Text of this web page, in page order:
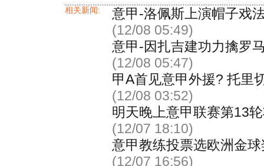
相关新闻:
意甲-洛佩斯上演帽子戏
(12/08 05:49)
意甲-因扎吉建功力擒罗
(12/08 05:47)
甲A首见意甲外援? 托里
(12/08 03:52)
明天晚上意甲联赛第13
(12/07 18:10)
意甲教练投票选欧洲金
(12/07 16:56)